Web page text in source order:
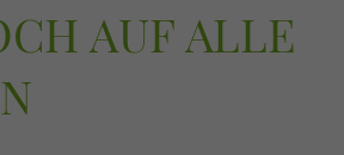
AUF ALLE